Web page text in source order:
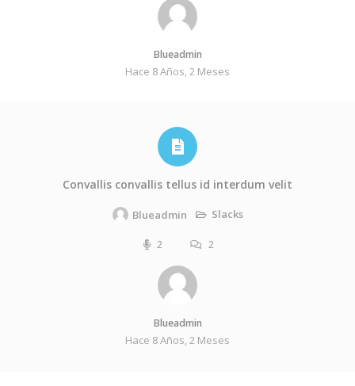
Blueadmin
Hace 8 Años, 2 Meses
Convallis convallis tellus id interdum velit
Blueadmin Slacks
2 2
Blueadmin
Hace 8 Años, 2 Meses